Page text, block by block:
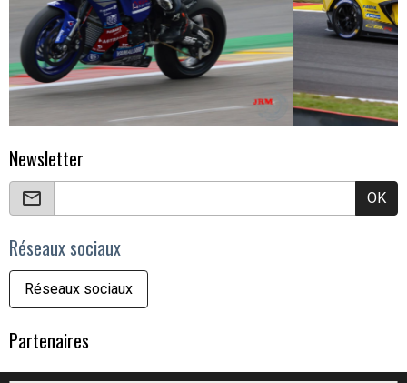
Newsletter
OK
Réseaux sociaux
Réseaux sociaux
Partenaires